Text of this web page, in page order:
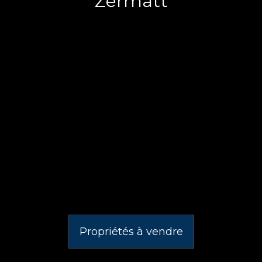
Propriétés à vendre